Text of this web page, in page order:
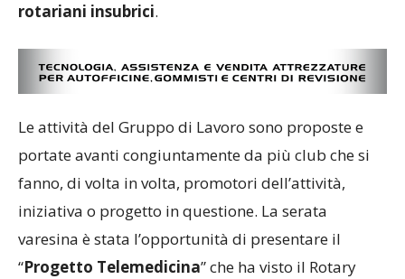
rotariani insubrici.
Le attività del Gruppo di Lavoro sono proposte e
portate avanti congiuntamente da più club che si
fanno, di volta in volta, promotori dell’attività,
iniziativa o progetto in questione. La serata
varesina è stata l’opportunità di presentare il
“Progetto Telemedicina” che ha visto il Rotary